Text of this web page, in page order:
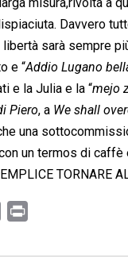
Davvero
sarà sempre
e “Addio Lugano
e la Julia e la “mejo
Piero, a We shall
una
un termos di
TORNARE
p
i